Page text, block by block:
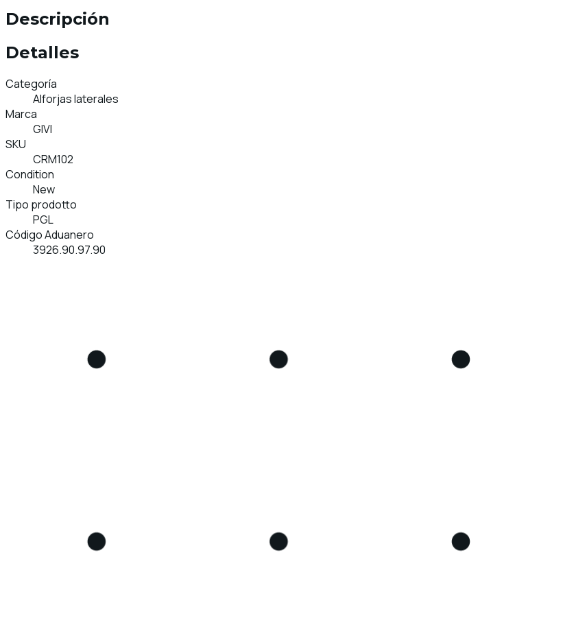
Descripción
Detalles
Categoría
Alforjas laterales
Marca
GIVI
SKU
CRM102
Condition
New
Tipo prodotto
PGL
Código Aduanero
3926.90.97.90